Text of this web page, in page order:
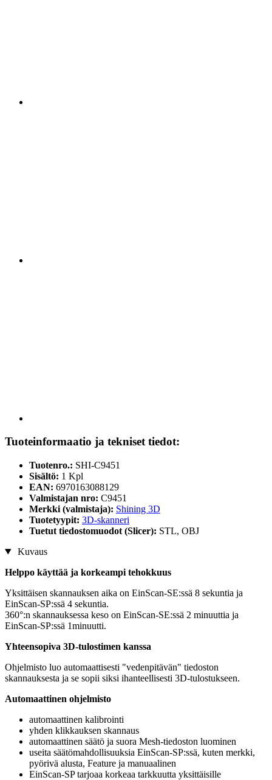
Tuoteinformaatio ja tekniset tiedot:
Tuotenro.: SHI-C9451
Sisältö: 1 Kpl
EAN: 6970163088129
Valmistajan nro: C9451
Merkki (valmistaja): Shining 3D
Tuotetyypit: 3D-skanneri
Tuetut tiedostomuodot (Slicer): STL, OBJ
Kuvaus
Helppo käyttää ja korkeampi tehokkuus
Yksittäisen skannauksen aika on EinScan-SE:ssä 8 sekuntia ja
EinScan-SP:ssä 4 sekuntia.
360°:n skannauksessa keso on EinScan-SE:ssä 2 minuuttia ja
EinScan-SP:ssä 1minuutti.
Yhteensopiva 3D-tulostimen kanssa
Ohjelmisto luo automaattisesti "vedenpitävän" tiedoston
skannauksesta ja se sopii siksi ihanteellisesti 3D-tulostukseen.
Automaattinen ohjelmisto
automaattinen kalibrointi
yhden klikkauksen skannaus
automaattinen säätö ja suora Mesh-tiedoston luominen
useita säätömahdollisuuksia EinScan-SP:ssä, kuten merkki,
pyörivä alusta, Feature ja manuaalinen
EinScan-SP tarjoaa korkeaa tarkkuutta yksittäisille